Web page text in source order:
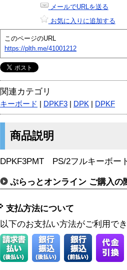
メールでURLを送る
お気に入りに追加する
このページのURL
https://plth.me/41001212
関連カテゴリ
キーボード DPKF3 DPK DPKF
商品説明
DPKF3PMT PS/2フルキーボ
ぷらっとオンライン ご購入の
支払方法について
以下のお支払い方法がご利用で